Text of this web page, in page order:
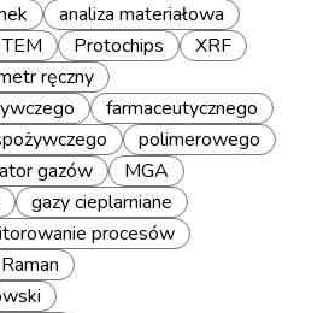
analiza materiałowa
Protochips
XRF
ręczny
farmaceutycznego
polimerowego
gazów
MGA
gazy cieplarniane
procesów
Raman